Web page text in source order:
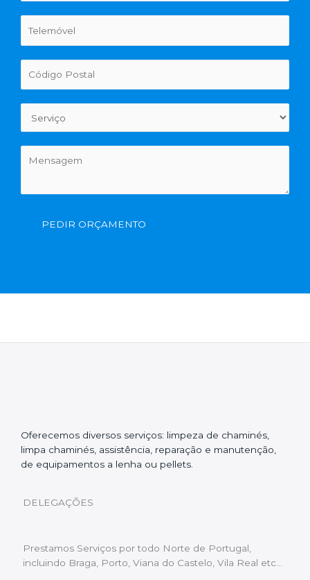
PEDIR ORÇAMENTO
Oferecemos diversos serviços: limpeza de chaminés,
limpa chaminés, assistência, reparação e manutenção,
de equipamentos a lenha ou pellets.
DELEGAÇÕES
Prestamos Serviços por todo Norte de Portugal,
incluindo Braga, Porto, Viana do Castelo, Vila Real etc…